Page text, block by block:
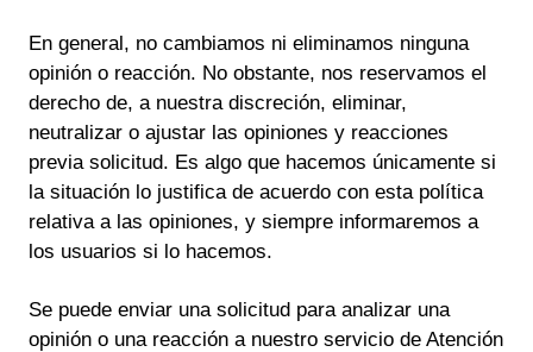
En general, no cambiamos ni eliminamos ninguna
opinión o reacción. No obstante, nos reservamos el
derecho de, a nuestra discreción, eliminar,
neutralizar o ajustar las opiniones y reacciones
previa solicitud. Es algo que hacemos únicamente si
la situación lo justifica de acuerdo con esta política
relativa a las opiniones, y siempre informaremos a
los usuarios si lo hacemos.
Se puede enviar una solicitud para analizar una
opinión o una reacción a nuestro servicio de Atención